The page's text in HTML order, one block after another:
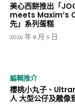
美心西餅推出「
meets Maxim’s
先」系列蛋糕
2026 年 8 月 5 日
編輯推介
櫻桃小丸子、
人 大型公仔及雕像